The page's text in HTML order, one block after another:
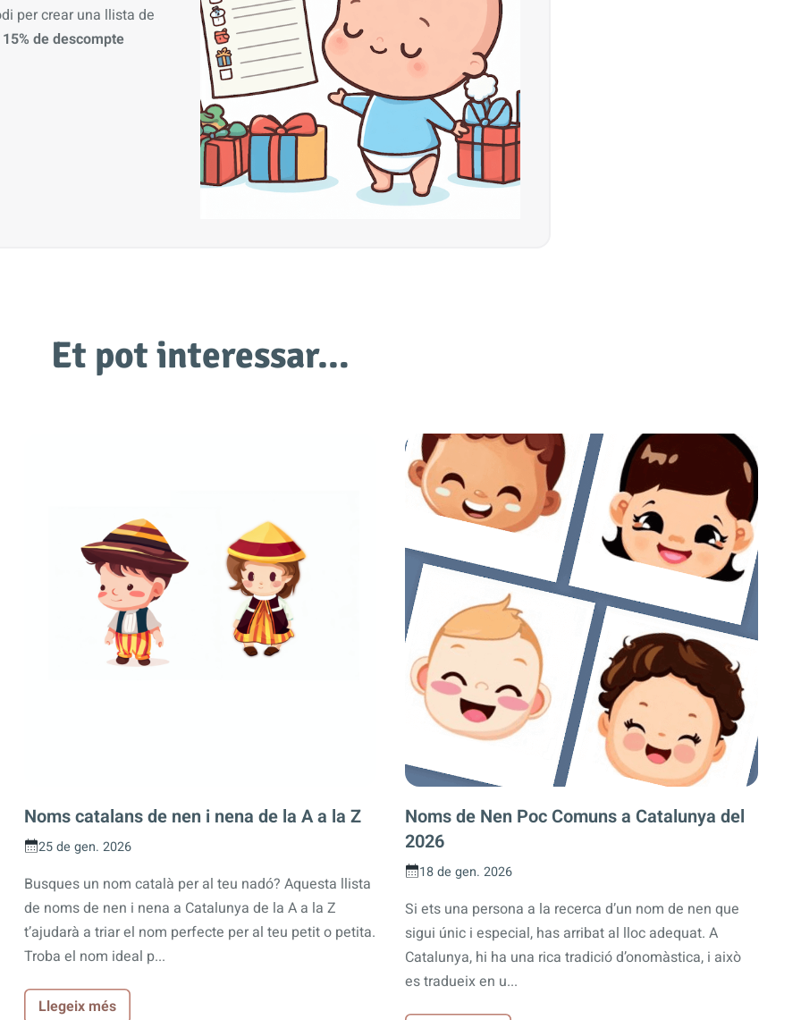
per crear una llista de
15% de descompte
Et pot interessar…
Noms catalans de nen i nena de la A a la Z
25 de gen. 2026
Busques un nom català per al teu nadó? Aquesta llista
de noms de nen i nena a Catalunya de la A a la Z
t’ajudarà a triar el nom perfecte per al teu petit o petita.
Troba el nom ideal p...
Llegeix més
Noms de Nen Poc Comuns a Catalunya del
2026
18 de gen. 2026
Si ets una persona a la recerca d’un nom de nen que
sigui únic i especial, has arribat al lloc adequat. A
Catalunya, hi ha una rica tradició d’onomàstica, i això
es tradueix en u...